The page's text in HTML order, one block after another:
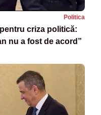
Politica
criza politică:
nu a fost de acord”